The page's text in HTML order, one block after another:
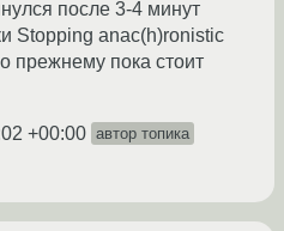
после 3-4 минут
Stopping anac(h)ronistic
прежнему пока стоит
+00:00 автор топика